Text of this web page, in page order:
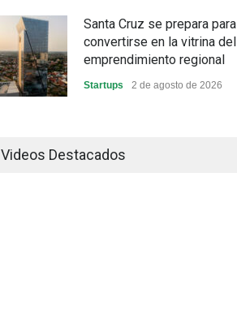
Santa Cruz se prepara para
convertirse en la vitrina del
emprendimiento regional
Startups 2 de agosto de 2026
industrial y el golpe puede
Videos Destacados